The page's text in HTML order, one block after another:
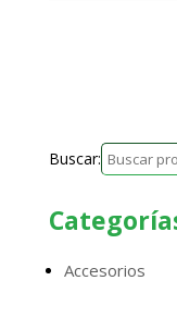
Buscar:
Accesorios